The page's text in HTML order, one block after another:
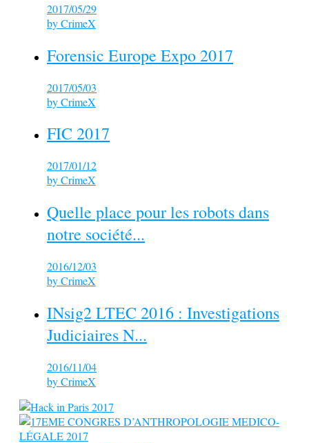
2017/05/29
byCrimeX
Forensic Europe Expo 2017
2017/05/03
byCrimeX
FIC 2017
2017/01/12
byCrimeX
Quelle place pour les robots dans
notre société...
2016/12/03
byCrimeX
INsig2 LTEC 2016 : Investigations
Judiciaires N...
2016/11/04
byCrimeX